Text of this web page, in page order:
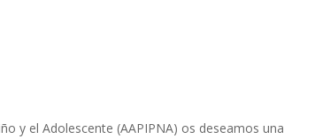
y el Adolescente (AAPIPNA) os deseamos una